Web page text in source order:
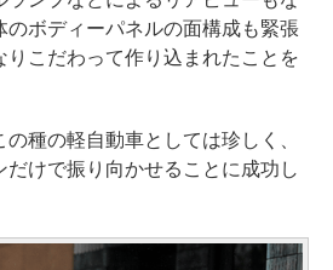
のボディーパネルの面構成も緊張
りこだわって作り込まれたことを
種の軽自動車としては珍しく、
だけで振り向かせることに成功し